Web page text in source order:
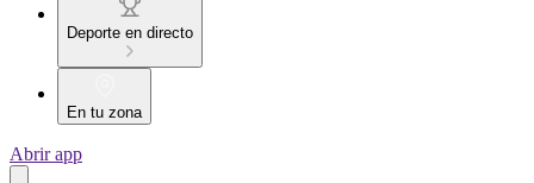
Deporte en directo
En tu zona
Abrir app